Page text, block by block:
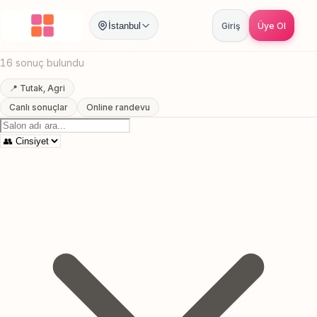
İstanbul Giriş Üye Ol
Anasayfa / Agri Tutak Uygun Fiyatli Kuafor
Tutak, Agri Uygun Fiyatli Kuafor
16 sonuç bulundu
📍 Tutak, Agri
Canlı sonuçlar
Online randevu